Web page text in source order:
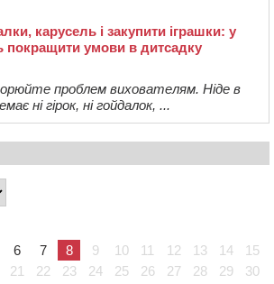
карусель і закупити іграшки: у
покращити умови в дитсадку
проблем вихователям. Ніде в
ні гірок, ні гойдалок, ...
6 7 8 9 10 11 12 13 14
15
21 22 23 24 25 26 27 28 29
30